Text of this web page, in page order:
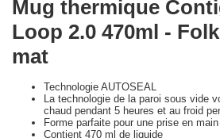
Mug thermique
Loop 2.0 470ml -
mat
Technologie AUTOSEAL
La technologie de la paroi sous vide
chaud pendant 5 heures et au froid
Forme parfaite pour une prise en
Contient 470 ml de liquide